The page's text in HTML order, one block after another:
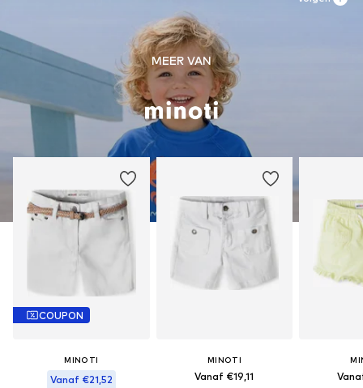
MEER VAN
COUPON
MINOTI
Vanaf €21,52
MINOTI
Vanaf €19,11